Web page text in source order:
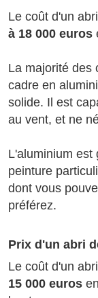
Le coût d'un
à 18 000 euros
La majorité des
cadre en
solide. Il est
au vent, et ne
L'aluminium est
peinture
dont vous
préférez.
Prix d'un abri
Le coût d'un
15 000 euros